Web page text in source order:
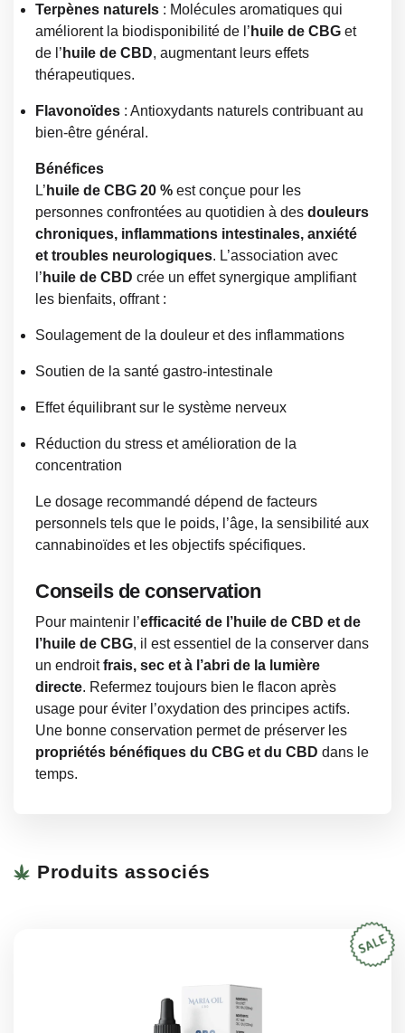
Terpènes naturels : Molécules aromatiques qui
améliorent la biodisponibilité de l’ huile de CBG et
de l’ huile de CBD, augmentant leurs effets
thérapeutiques.
Flavonoïdes : Antioxydants naturels contribuant au
bien-être général.
Bénéfices
L’ huile de CBG 20 % est conçue pour les
personnes confrontées au quotidien à des douleurs
chroniques, inflammations intestinales, anxiété
et troubles neurologiques. L’association avec
l’ huile de CBD crée un effet synergique amplifiant
les bienfaits, offrant :
Soulagement de la douleur et des inflammations
Soutien de la santé gastro-intestinale
Effet équilibrant sur le système nerveux
Réduction du stress et amélioration de la
concentration
Le dosage recommandé dépend de facteurs
personnels tels que le poids, l’âge, la sensibilité aux
cannabinoïdes et les objectifs spécifiques.
Conseils de conservation
Pour maintenir l’efficacité de l’huile de CBD et de
l’huile de CBG, il est essentiel de la conserver dans
un endroitfrais, sec et à l’abri de la lumière
directe. Refermez toujours bien le flacon après
usage pour éviter l’oxydation des principes actifs.
Une bonne conservation permet de préserver les
propriétés bénéfiques du CBG et du CBD dans le
temps.
Produits associés